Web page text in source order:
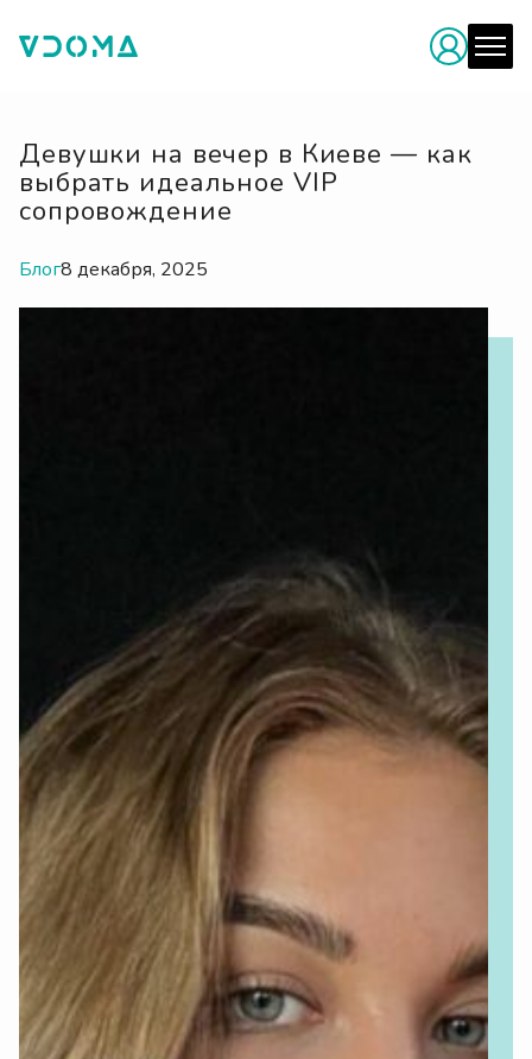
Девушки на вечер в Киеве — как
выбрать идеальное VIP
сопровождение
Блог8 декабря, 2025